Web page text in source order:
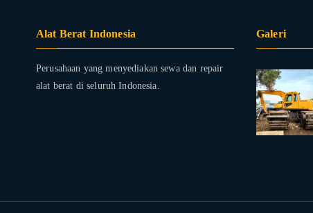
Alat Berat Indonesia
Perusahaan yang menyediakan sewa dan repair
alat berat di seluruh Indonesia.
Galeri